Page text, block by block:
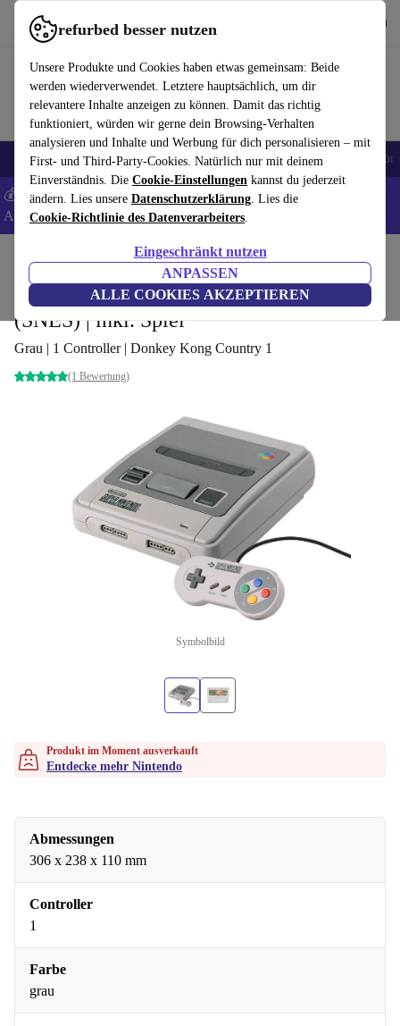
refurbed besser nutzen
Unsere Produkte und Cookies haben etwas gemeinsam: Beide
werden wiederverwendet. Letztere hauptsächlich, um dir
relevantere Inhalte anzeigen zu können. Damit das richtig
funktioniert, würden wir gerne dein Browsing-Verhalten
analysieren und Inhalte und Werbung für dich personalisieren – mit
First- und Third-Party-Cookies. Natürlich nur mit deinem
Einverständnis. Die Cookie-Einstellungen kannst du jederzeit
ändern. Lies unsere Datenschutzerklärung. Lies die
Cookie-Richtlinie des Datenverarbeiters.
Eingeschränkt nutzen
ANPASSEN
ALLE COOKIES AKZEPTIEREN
refurbed schnell und einfach nutzen
🎒 Back to school Handys Laptops Tablets Smartwatches Zubehör
💰 Extra -5% auf Samsung- und Google-Smartphones - Code:
ANDROID5 -AGB
Konsolen Nintendo
Super Nintendo Entertainment System
(SNES) | inkl. Spiel
Grau | 1 Controller | Donkey Kong Country 1
(1 Bewertung)
Symbolbild
Produkt im Moment ausverkauft
Entdecke mehr Nintendo
Abmessungen
306 x 238 x 110 mm
Controller
1
Farbe
grau